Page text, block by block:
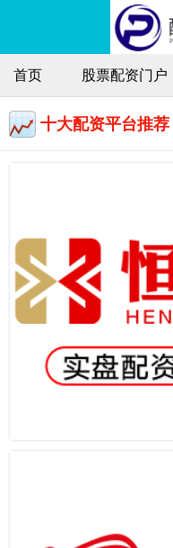
首页 股票配资门户
十大配资平台推荐